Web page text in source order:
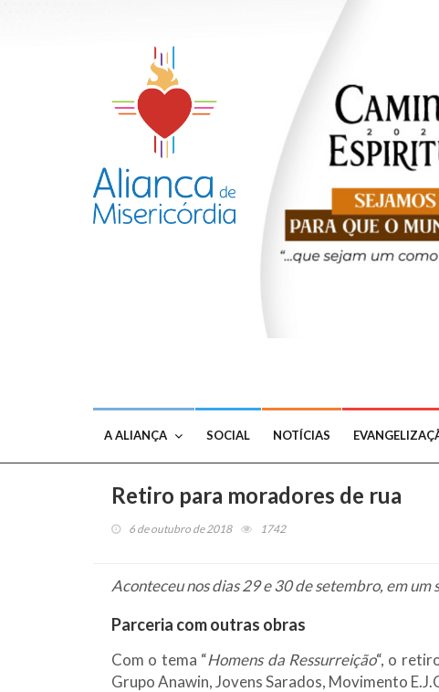
A ALIANÇA SOCIAL NOTÍCIAS
Retiro para moradores de rua
6 de outubro de 2018 1742
Aconteceu nos dias 29 e 30 de setembro, em
Parceria com outras obras
Com o tema “Homens da Ressurreição“, o
Grupo Anawin, Jovens Sarados, Movimento